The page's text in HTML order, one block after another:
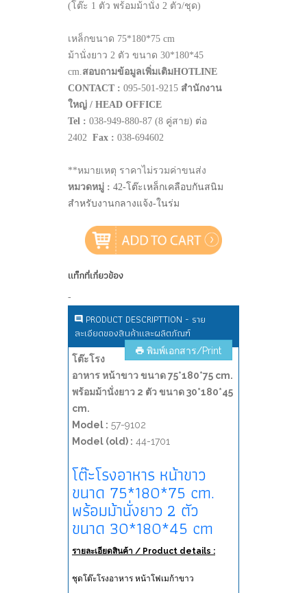
(โต๊ะ 1 ตัว พร้อมม้านั่ง 2 ตัว/ชุด)
เหล็กขนาด 75*180*75 cm
ม้านั่งยาว 2 ตัว ขนาด 30*180*45
cm.สอบถามข้อมูลเพิ่มเติมHOTLINE
CONTACT : 095-501-9215 สำนักงาน
ใหญ่ / HEAD OFFICE
Tel : 038-949-880-87 (8 คู่สาย) ต่อ
2402 Fax : 038-694602
**หมายเหตุ ราคาไม่รวมค่าขนส่ง
หมวดหมู่ : 42-โต๊ะเหล็กเคลือบกันสนิม
สำหรับงานกลางแจ้ง-ในร่ม
แท็กที่เกี่ยวข้อง
-
PRODUCT DESCRIPTTION - ราย
ละเอียดของสินค้าและผลิตภัณฑ์
พิมพ์เอกสาร/Print
โต๊ะโรง
อาหาร หน้าขาว ขนาด 75*180*75 cm.
พร้อมม้านั่งยาว 2 ตัว ขนาด 30*180*45
cm.
Model : 57-9102
Model (old) : 44-1701
โต๊ะโรงอาหาร หน้าขาว
ขนาด 75*180*75 cm.
พร้อมม้านั่งยาว 2 ตัว
ขนาด 30*180*45 cm
รายละเอียดสินค้า / Product details :
ชุดโต๊ะโรงอาหาร หน้าโฟเมก้าขาว